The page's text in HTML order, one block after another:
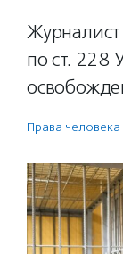
по ст. 228
Права человека